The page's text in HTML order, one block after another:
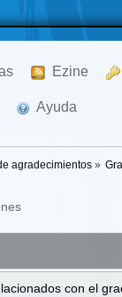
Ezine
Ayuda
agradecimientos»
con el